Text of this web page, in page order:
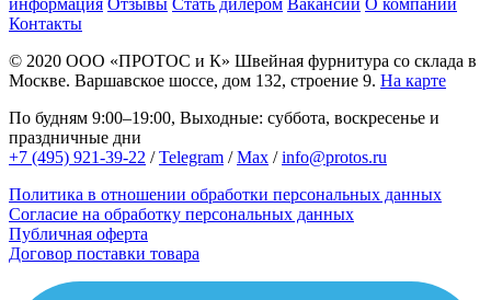
Контакты
© 2020 ООО «ПРОТОС и К» Швейная фурнитура со склада в
Москве. Варшавское шоссе, дом 132, строение 9. На карте
По будням 9:00–19:00, Выходные: суббота, воскресенье и
праздничные дни
+7 (495) 921-39-22 /Telegram /Max /info@protos.ru
Политика в отношении обработки персональных данных
Согласие на обработку персональных данных
Публичная оферта
Договор поставки товара